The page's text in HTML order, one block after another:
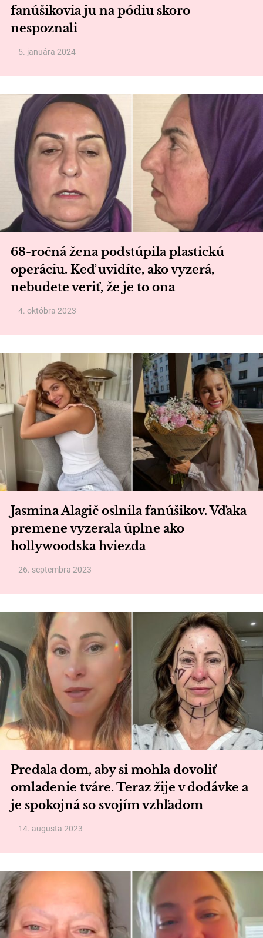
fanúšikovia ju na pódiu skoro
nespoznali
5. januára 2024
68-ročná žena podstúpila plastickú
operáciu. Keď uvidíte, ako vyzerá,
nebudete veriť, že je to ona
4. októbra 2023
Jasmina Alagič oslnila fanúšikov. Vďaka
premene vyzerala úplne ako
hollywoodska hviezda
26. septembra 2023
Predala dom, aby si mohla dovoliť
omladenie tváre. Teraz žije v dodávke a
je spokojná so svojím vzhľadom
14. augusta 2023